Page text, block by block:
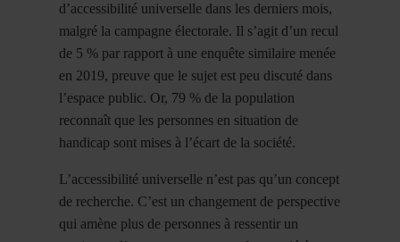
d’accessibilité universelle dans les derniers mois,
malgré la campagne électorale. Il s’agit d’un recul
de 5 % par rapport à une enquête similaire menée
en 2019, preuve que le sujet est peu discuté dans
l’espace public. Or, 79 % de la population
reconnaît que les personnes en situation de
handicap sont mises à l’écart de la société.
L’accessibilité universelle n’est pas qu’un concept
de recherche. C’est un changement de perspective
qui amène plus de personnes à ressentir un